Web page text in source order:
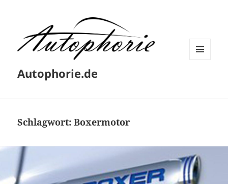
Autophorie.de
Schlagwort:Boxermotor